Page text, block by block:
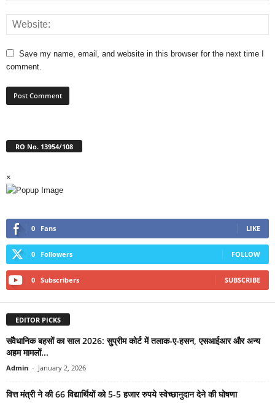
Save my name, email, and website in this browser for the next time I
comment.
RO No. 13954/108
×
0 Fans LIKE
0 Followers FOLLOW
0 Subscribers SUBSCRIBE
EDITOR PICKS
संवैधानिक बहसों का साल 2026: सुप्रीम कोर्ट में तलाक-ए-हसन, एसआईआर और अन्य
अहम मामलों...
Admin - January 2, 2026
वित्त मंत्री ने की 66 विद्यार्थियों को 5-5 हजार रुपये स्वेच्छानुदान देने की घोषणा